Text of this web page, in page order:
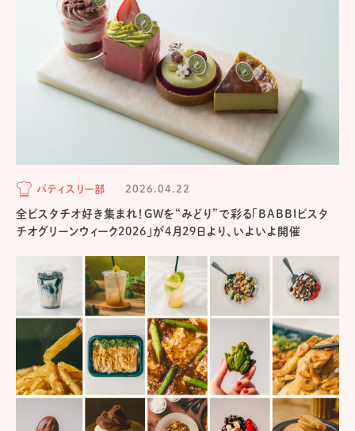
パティスリー部 2026.04.22
全ピスタチオ好き集まれ！GWを“みどり”で彩る「BABBIピスタ
チオグリーンウィーク2026」が4月29日より、いよいよ開催